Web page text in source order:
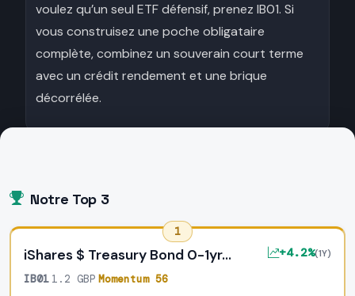
voulez qu’un seul ETF défensif, prenez IB01. Si
vous construisez une poche obligataire
complète, combinez un souverain court terme
avec un crédit rendement et une brique
décorrélée.
Notre Top 3
1
iShares $ Treasury Bond 0-1yr… +4.2%(1Y)
IB01 1.2 GBP Momentum 56